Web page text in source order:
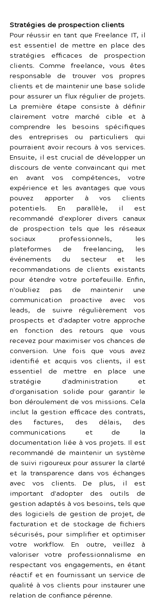
Stratégies de prospection clients
Pour réussir en tant que Freelance IT, il
est essentiel de mettre en place des
stratégies efficaces de prospection
clients. Comme freelance, vous êtes
responsable de trouver vos propres
clients et de maintenir une base solide
pour assurer un flux régulier de projets.
La première étape consiste à définir
clairement votre marché cible et à
comprendre les besoins spécifiques
des entreprises ou particuliers qui
pourraient avoir recours à vos services.
Ensuite, il est crucial de développer un
discours de vente convaincant qui met
en avant vos compétences, votre
expérience et les avantages que vous
pouvez apporter à vos clients
potentiels. En parallèle, il est
recommandé d'explorer divers canaux
de prospection tels que les réseaux
sociaux professionnels, les
plateformes de freelancing, les
événements du secteur et les
recommandations de clients existants
pour étendre votre portefeuille. Enfin,
n'oubliez pas de maintenir une
communication proactive avec vos
leads, de suivre régulièrement vos
prospects et d'adapter votre approche
en fonction des retours que vous
recevez pour maximiser vos chances de
conversion. Une fois que vous avez
identifié et acquis vos clients, il est
essentiel de mettre en place une
stratégie d'administration et
d'organisation solide pour garantir le
bon déroulement de vos missions. Cela
inclut la gestion efficace des contrats,
des factures, des délais, des
communications et de la
documentation liée à vos projets. Il est
recommandé de maintenir un système
de suivi rigoureux pour assurer la clarté
et la transparence dans vos échanges
avec vos clients. De plus, il est
important d'adopter des outils de
gestion adaptés à vos besoins, tels que
des logiciels de gestion de projet, de
facturation et de stockage de fichiers
sécurisés, pour simplifier et optimiser
votre workflow. En outre, veillez à
valoriser votre professionnalisme en
respectant vos engagements, en étant
réactif et en fournissant un service de
qualité à vos clients pour instaurer une
relation de confiance pérenne.